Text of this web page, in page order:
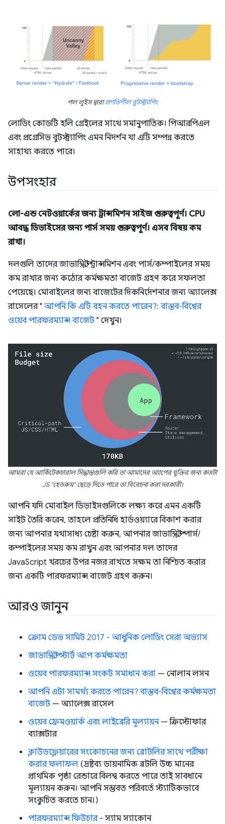
পল লুইস দ্বারাপ্রগতিশীল বুটস্ট্র্যাপিং
লোডিং কোডটি হলি গ্রেইলের সাথে সমানুপাতিক। পিআরপিএল
এবং প্রগ্রেসিভ বুটস্ট্র্যাপিং এমন নিদর্শন যা এটি সম্পন্ন করতে
সাহায্য করতে পারে।
উপসংহার
লো-এন্ড নেটওয়ার্কের জন্য ট্রান্সমিশন সাইজ গুরুত্বপূর্ণ। CPU
আবদ্ধ ডিভাইসের জন্য পার্স সময় গুরুত্বপূর্ণ। এসব বিষয় কম
রাখা।
দলগুলি তাদের জাভাস্ক্রিপ্ট ট্রান্সমিশন এবং পার্স/কম্পাইলের সময়
কম রাখার জন্য কঠোর কর্মক্ষমতা বাজেট গ্রহণ করে সফলতা
পেয়েছে। মোবাইলের জন্য বাজেটের দিকনির্দেশনার জন্য অ্যালেক্স
রাসেলের " আপনি কি এটি বহন করতে পারেন?: বাস্তব-বিশ্বের
ওয়েব পারফরম্যান্স বাজেট" দেখুন।
আমরা যে আর্কিটেকচারাল সিদ্ধান্তগুলি করি তা আমাদের অ্যাপের যুক্তির জন্য কতটা
JS "হেডরুম" ছেড়ে দিতে পারে তা বিবেচনা করা দরকারী।
আপনি যদি মোবাইল ডিভাইসগুলিকে লক্ষ্য করে এমন একটি
সাইট তৈরি করেন, তাহলে প্রতিনিধি হার্ডওয়্যারে বিকাশ করার
জন্য আপনার যথাসাধ্য চেষ্টা করুন, আপনার জাভাস্ক্রিপ্ট পার্স/
কম্পাইলের সময় কম রাখুন এবং আপনার দল তাদের
JavaScript খরচের উপর নজর রাখতে সক্ষম তা নিশ্চিত করার
জন্য একটি পারফরম্যান্স বাজেট গ্রহণ করুন।
আরও জানুন
ক্রোম ডেভ সামিট 2017 - আধুনিক লোডিং সেরা অভ্যাস
জাভাস্ক্রিপ্ট স্টার্ট আপ কর্মক্ষমতা
ওয়েব পারফরম্যান্স সংকট সমাধান করা — নোলান লসন
আপনি এটা সামর্থ্য করতে পারেন? বাস্তব-বিশ্বের কর্মক্ষমতা
বাজেট— অ্যালেক্স রাসেল
ওয়েব ফ্রেমওয়ার্ক এবং লাইব্রেরি মূল্যায়ন— ক্রিস্টোফার
ব্যাক্সটার
ক্লাউডফ্লেয়ারের সংকোচনের জন্য ব্রোটলির সাথে পরীক্ষা
করার ফলাফল (দ্রষ্টব্য ডায়নামিক ব্রটলি উচ্চ মানের
প্রাথমিক পৃষ্ঠা রেন্ডারে বিলম্ব করতে পারে তাই সাবধানে
মূল্যায়ন করুন। আপনি সম্ভবত পরিবর্তে স্ট্যাটিকভাবে
সংকুচিত করতে চান।)
পারফরম্যান্স ফিউচার- স্যাম স্যাকোন